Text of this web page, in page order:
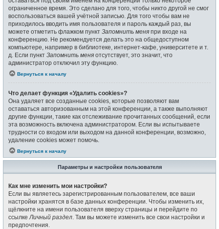
ограниченное время. Это сделано для того, чтобы никто другой не смог
воспользоваться вашей учётной записью. Для того чтобы вам не
приходилось вводить имя пользователя и пароль каждый раз, вы
можете отметить флажком пункт Запомнить меня при входе на
конференцию. Не рекомендуется делать это на общедоступном
компьютере, например в библиотеке, интернет-кафе, университете и т.
д. Если пункт Запомнить меня отсутствует, это значит, что
администратор отключил эту функцию.
Вернуться к началу
Что делает функция «Удалить cookies»?
Она удаляет все созданные cookies, которые позволяют вам
оставаться авторизованным на этой конференции, а также выполняют
другие функции, такие как отслеживание прочитанных сообщений, если
эта возможность включена администратором. Если вы испытываете
трудности со входом или выходом на данной конференции, возможно,
удаление cookies может помочь.
Вернуться к началу
Параметры и настройки пользователя
Как мне изменить мои настройки?
Если вы являетесь зарегистрированным пользователем, все ваши
настройки хранятся в базе данных конференции. Чтобы изменить их,
щёлкните на имени пользователя вверху страницы и перейдите по
ссылкеЛичный раздел. Там вы можете изменить все свои настройки и
предпочтения.